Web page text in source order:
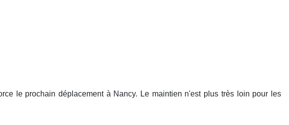
le prochain déplacement à Nancy. Le maintien n'est plus très loin pour les